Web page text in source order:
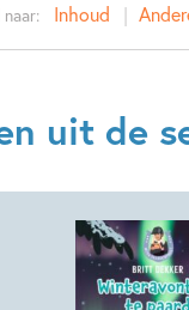
naar: Inhoud
uit de